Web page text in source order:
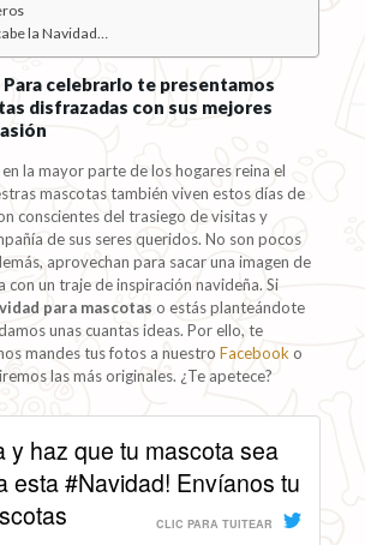
la Navidad…
Para celebrarlo te presentamos
disfrazadas con sus mejores
la mayor parte de los hogares reina el
mascotas también viven estos días de
conscientes del trasiego de visitas y
de sus seres queridos. No son pocos
aprovechan para sacar una imagen de
con un traje de inspiración navideña. Si
para mascotas o estás planteándote
unas cuantas ideas. Por ello, te
mandes tus fotos a nuestroFacebooko
las más originales. ¿Te apetece?
y haz que tu mascota sea
esta #Navidad! Envíanos tu
CLIC PARA TUITEAR